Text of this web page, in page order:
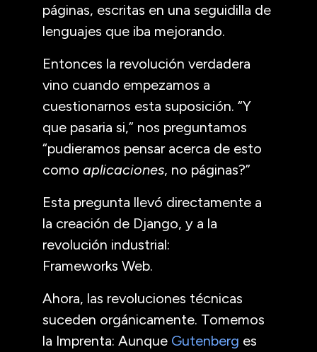
páginas, escritas en una seguidilla de
lenguajes que iba mejorando.
Entonces la revolución verdadera
vino cuando empezamos a
cuestionarnos esta suposición. “Y
que pasaria si,” nos preguntamos
“pudieramos pensar acerca de esto
como aplicaciones, no páginas?”
Esta pregunta llevó directamente a
la creación de Django, y a la
revolución industrial:
Frameworks Web.
Ahora, las revoluciones técnicas
suceden orgánicamente. Tomemos
la Imprenta: Aunque Gutenberg es